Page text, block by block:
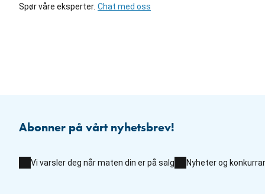
Spør våre eksperter. Chat med oss
Abonner på vårt nyhetsbrev!
Vi varsler deg når maten din er på salg Nyheter og